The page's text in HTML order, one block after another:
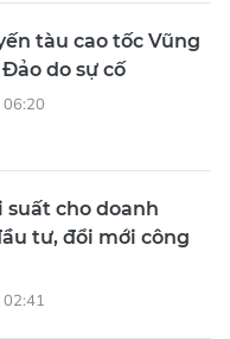
tàu cao tốc Vũng
do sự cố
suất cho doanh
tư, đổi mới công